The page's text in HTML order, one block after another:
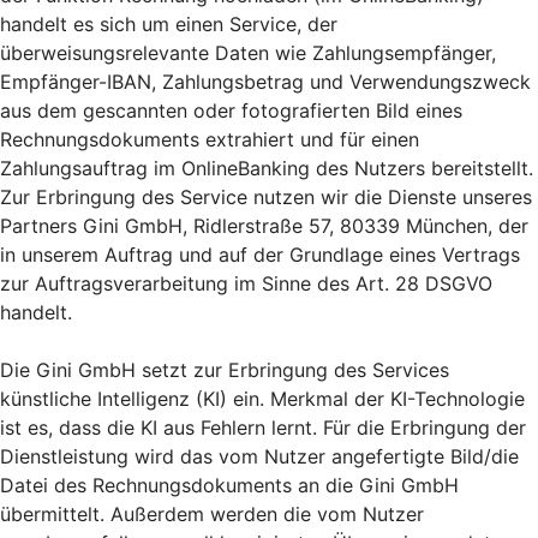
handelt es sich um einen Service, der
überweisungsrelevante Daten wie Zahlungsempfänger,
Empfänger-IBAN, Zahlungsbetrag und Verwendungszweck
aus dem gescannten oder fotografierten Bild eines
Rechnungsdokuments extrahiert und für einen
Zahlungsauftrag im OnlineBanking des Nutzers bereitstellt.
Zur Erbringung des Service nutzen wir die Dienste unseres
Partners Gini GmbH, Ridlerstraße 57, 80339 München, der
in unserem Auftrag und auf der Grundlage eines Vertrags
zur Auftragsverarbeitung im Sinne des Art. 28 DSGVO
handelt.
Die Gini GmbH setzt zur Erbringung des Services
künstliche Intelligenz (KI) ein. Merkmal der KI-Technologie
ist es, dass die KI aus Fehlern lernt. Für die Erbringung der
Dienstleistung wird das vom Nutzer angefertigte Bild/die
Datei des Rechnungsdokuments an die Gini GmbH
übermittelt. Außerdem werden die vom Nutzer